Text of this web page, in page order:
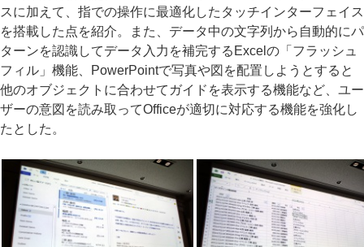
スに加えて、指での操作に最適化したタッチインターフェイス
を搭載した点を紹介。また、データ中の文字列から自動的にパ
ターンを認識してデータ入力を補完するExcelの「フラッシュ
フィル」機能、PowerPointで写真や図を配置しようとすると
他のオブジェクトに合わせてガイドを表示する機能など、ユー
ザーの意図を読み取ってOfficeが適切に対応する機能を強化し
たとした。